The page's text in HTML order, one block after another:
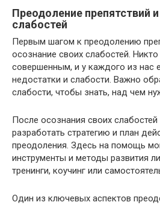
Преодоление препятствий
слабостей
Первым шагом к преодолению
осознание своих слабостей. Никто
совершенным, и у каждого из нас
недостатки и слабости. Важно
слабости, чтобы знать, над чем
После осознания своих
разработать стратегию и план
преодоления. Здесь на помощь
инструменты и методы развития
тренинги, коучинг или
Один из ключевых аспектов